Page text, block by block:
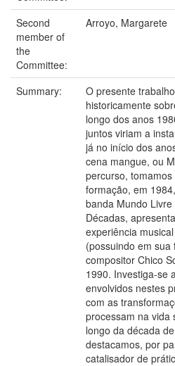
Second
member of
the
Committee:
Arroyo, Margarete
Summary:
O presente
historicamente
longo dos anos
juntos viriam a
já no início dos
cena mangue, ou
percurso,
formação, em
banda Mundo
Décadas,
experiência
(possuindo em
compositor Chico
1990. Investiga-se
envolvidos nestes
com as
processam na vida
longo da década
destacamos, por
catalisador de